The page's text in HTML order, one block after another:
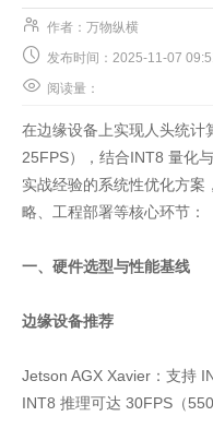
 作者：万物纵横
 发布时间：2025-11-07
 阅读量：
在边缘设备上实现人头统计
25FPS），结合INT8 量化
实战经验的系统性优化方案
略、工程部署等核心环节：
一、硬件选型与性能基线
边缘设备推荐
Jetson AGX Xavier：支持
INT8 推理可达 30FPS（